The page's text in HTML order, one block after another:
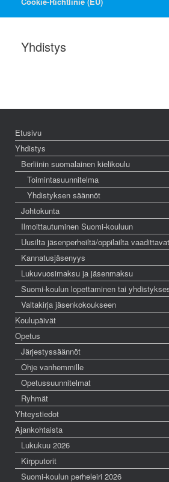
Yhdistys
Etusivu
Yhdistys
Berliinin suomalainen kielikoulu
Toimintasuunnitelma
Yhdistyksen säännöt
Johtokunta
Ilmoittautuminen Suomi-kouluun
Uusilta jäsenperheiltä/oppilailta
Kannatusjäsenyys
Lukuvuosimaksu ja jäsenmaksu
Suomi-koulun lopettaminen tai
Valtakirja jäsenkokoukseen
Koulupäivät
Opetus
Järjestyssäännöt
Ohje vanhemmille
Opetussuunnitelmat
Ryhmät
Yhteystiedot
Ajankohtaista
Lukukuu 2026
Kirpputorit
Suomi-koulun perheleiri 2026